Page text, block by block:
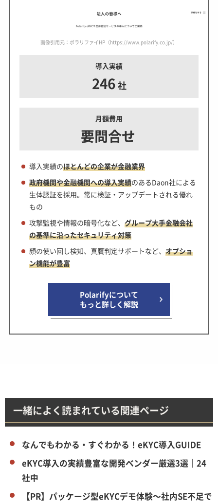
画像引用元：ポラリファイHP（https://www.polarify.co.jp/）
導入実績
246 社
月額費用
要問合せ
導入実績のほとんどの企業が金融業界
政府機関や金融機関への導入実績のあるDaon社による
生体認証を採用。常に検証・アップデートされる優れ
もの
攻撃監視や情報の暗号化など、 グループ大手金融会社
の基準に沿ったセキュリティ対策
顔の使い回し検知、真贋判定サポートなど、 オプショ
ン機能が豊富
Polarifyについて
もっと詳しく解説
一緒によく読まれている関連ページ
なんでもわかる・すぐわかる！eKYC導入GUIDE
eKYC導入の実績豊富な開発ベンダー厳選3選｜24
社中
【PR】パッケージ型eKYCデモ体験～社内SE不足で